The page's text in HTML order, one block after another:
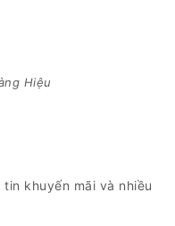
Hiệu
khuyến mãi và nhiều